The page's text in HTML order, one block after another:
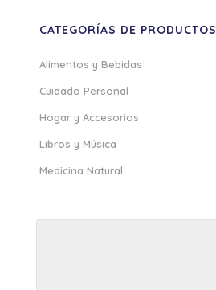
CATEGORÍAS DE PRODUCTOS
Alimentos y Bebidas
Cuidado Personal
Hogar y Accesorios
Libros y Música
Medicina Natural